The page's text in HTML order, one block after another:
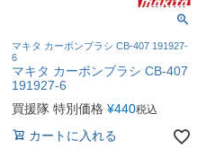
マキタ カーボンブラシ CB-407 191927-
6
マキタ カーボンブラシ CB-407
191927-6
買援隊 特別価格 ¥440税込
カートに入れる